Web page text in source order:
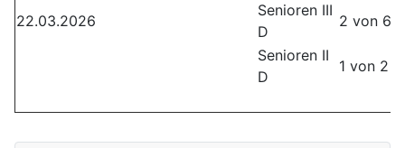
22.03.2026
Senioren III
D
2 von 6
Senioren II
D
1 von 2